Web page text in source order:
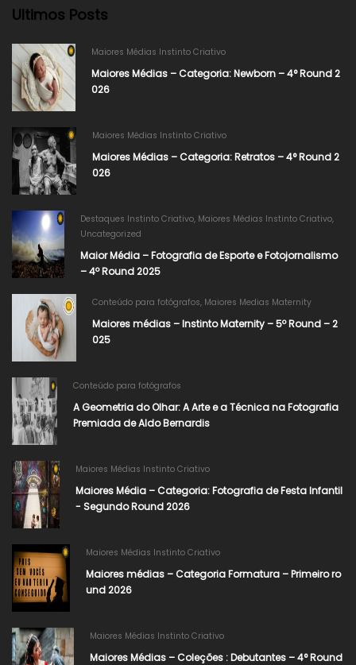
Ultimos Posts
Maiores Médias Instinto Criativo
Maiores Médias – Categoria: Newborn – 4° Round 2
026​
Maiores Médias Instinto Criativo
Maiores Médias – Categoria: Retratos – 4° Round 2
026​
Destaques Instinto Criativo, Maiores Médias Instinto Criativo,
Uncategorized
Maior Média – Fotografia de Esporte e Fotojornalismo
– 4º Round 2025
Conteúdo para fotógrafos, Maiores Medias Maternity
Maiores médias – Instinto Maternity – 5º Round – 2
025
Conteúdo para fotógrafos
A Geometria do Olhar: A Arte e a Técnica na Fotografia
Premiada de Aldo Bernardis
Maiores Médias Instinto Criativo
Maiores Média – Categoria: Fotografia de Festa Infantil
- Segundo Round 2026​
Maiores Médias Instinto Criativo
Maiores médias – Categoria Formatura – Primeiro ro
und 2026
Maiores Médias Instinto Criativo
Maiores Médias – Coleções : Debutantes – 4° Round